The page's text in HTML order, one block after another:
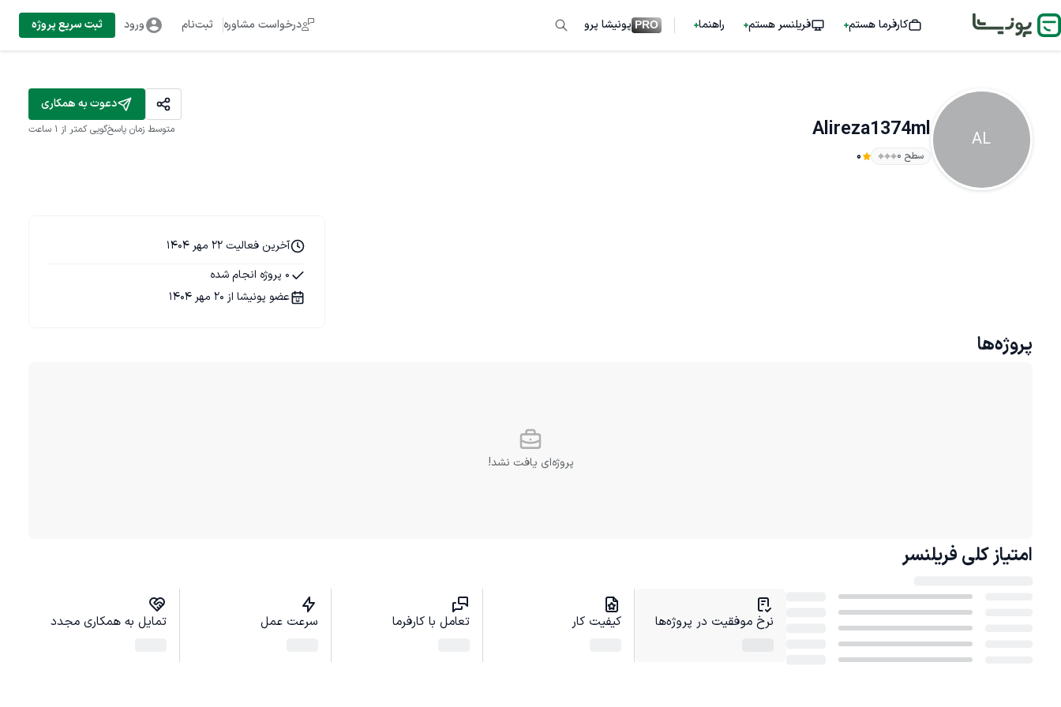
کارفرما هستم فریلنسر هستم راهنما PRO پونیشا پرو درخواست مشاوره ثبت‌نام ورود ثبت سریع پروژه
AL
Alireza1374ml
سطح ۰ 0
دعوت به همکاری
متوسط زمان پاسخ‌گویی کمتر از 1 ساعت
آخرین فعالیت 22 مهر 1404
0 پروژه انجام شده
عضو پونیشا از 20 مهر 1404
پروژه‌ها
پروژه‌ای یافت نشد!
امتیاز کلی فریلنسر
نرخ موفقیت در پروژه‌ها کیفیت کار تعامل با کارفرما سرعت عمل تمایل به همکاری مجدد